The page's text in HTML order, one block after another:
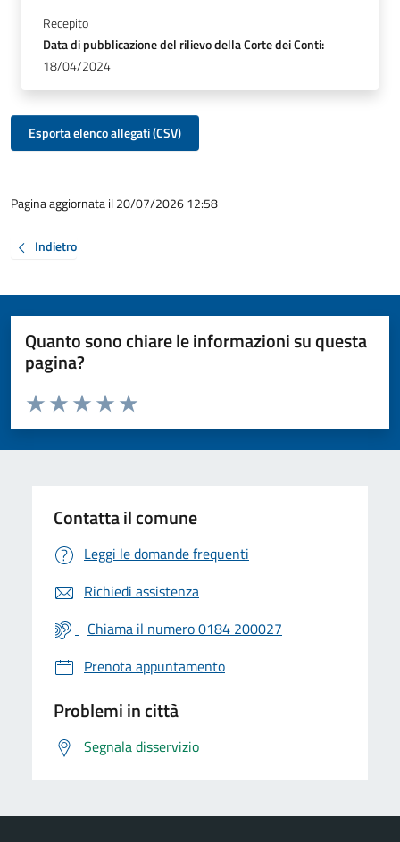
Recepito
Data di pubblicazione del rilievo della Corte dei Conti:
18/04/2024
Esporta elenco allegati (CSV)
Pagina aggiornata il 20/07/2026 12:58
Indietro
Quanto sono chiare le informazioni su questa
pagina?
Valuta da 1 a 5 stelle la pagina
Valuta 5 stelle su 5
Valuta 4 stelle su 5
Valuta 3 stelle su 5
Valuta 2 stelle su 5
Valuta 1 stelle su 5
Contatta il comune
Leggi le domande frequenti
Richiedi assistenza
Chiama il numero 0184 200027
Prenota appuntamento
Problemi in città
Segnala disservizio